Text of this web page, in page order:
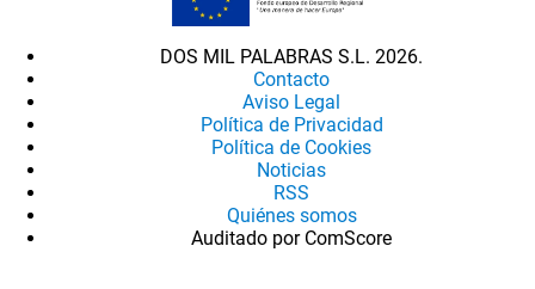
DOS MIL PALABRAS S.L. 2026.
Contacto
Aviso Legal
Política de Privacidad
Política de Cookies
Noticias
RSS
Quiénes somos
Auditado por ComScore